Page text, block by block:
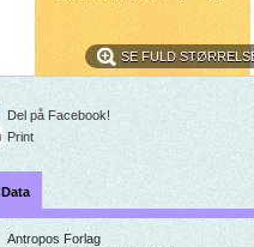
SE FULD
Del på Facebook!
Print
Data
Antropos Forlag